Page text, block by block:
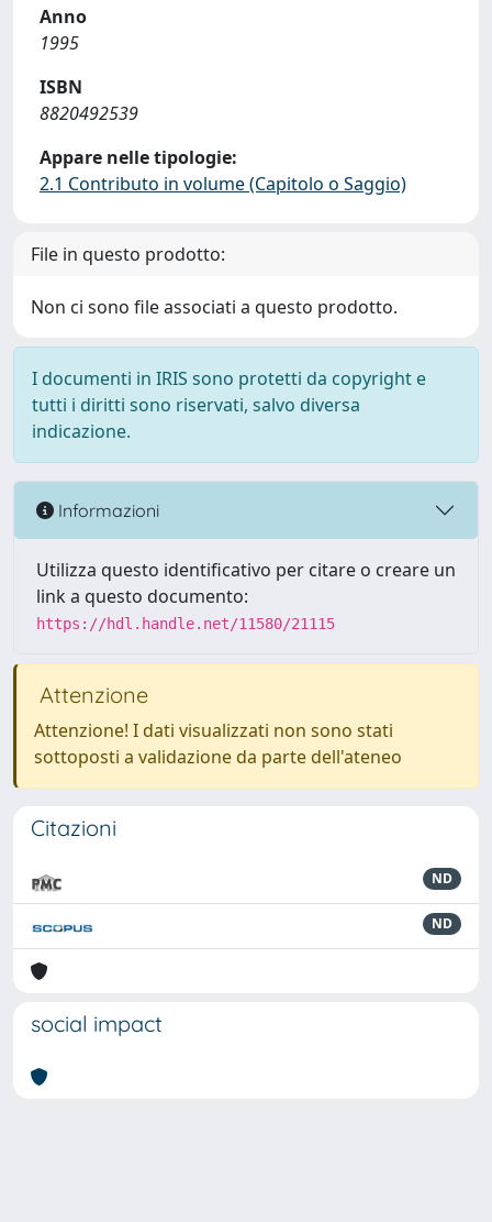
Anno
1995
ISBN
8820492539
Appare nelle tipologie:
2.1 Contributo in volume (Capitolo o Saggio)
File in questo prodotto:
Non ci sono file associati a questo prodotto.
I documenti in IRIS sono protetti da copyright e
tutti i diritti sono riservati, salvo diversa
indicazione.
Informazioni
Utilizza questo identificativo per citare o creare un
link a questo documento:
https://hdl.handle.net/11580/21115
Attenzione
Attenzione! I dati visualizzati non sono stati
sottoposti a validazione da parte dell'ateneo
Citazioni
ND
ND
social impact